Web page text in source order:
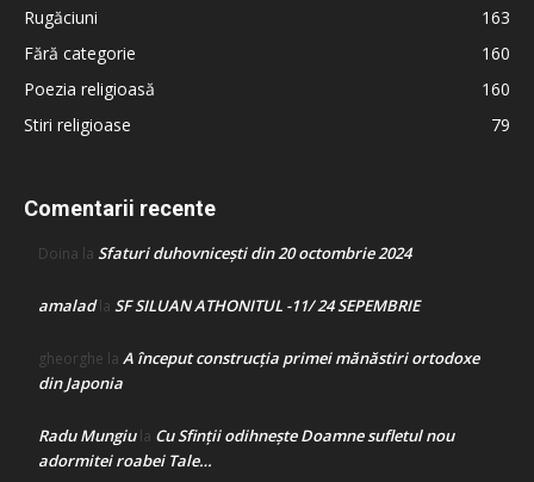
Rugăciuni
163
Fără categorie
160
Poezia religioasă
160
Stiri religioase
79
Comentarii recente
Doina la Sfaturi duhovnicești din 20 octombrie 2024
amaladla SF SILUAN ATHONITUL -11/ 24 SEPEMBRIE
gheorghe la A început construcţia primei mănăstiri ortodoxe
din Japonia
Radu Mungiula Cu Sfinții odihnește Doamne sufletul nou
adormitei roabei Tale…